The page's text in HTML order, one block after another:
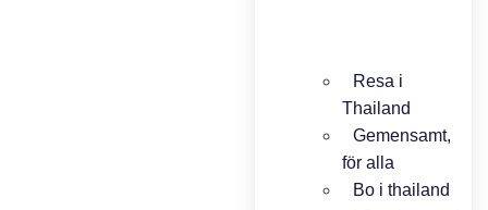
Resa i
Thailand
Gemensamt,
för alla
Bo i thailand